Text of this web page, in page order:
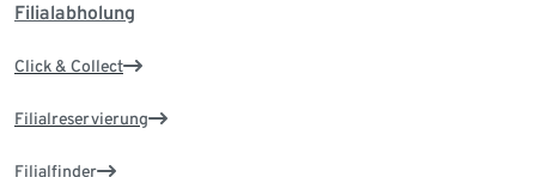
Filialabholung
Click & Collect
Filialreservierung
Filialfinder